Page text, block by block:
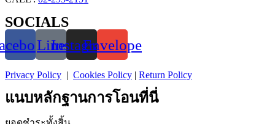
SOCIALS
LineInstagramEnvelope
Privacy Policy | Cookies Policy | Return Policy
แนบหลักฐานการโอนที่นี่